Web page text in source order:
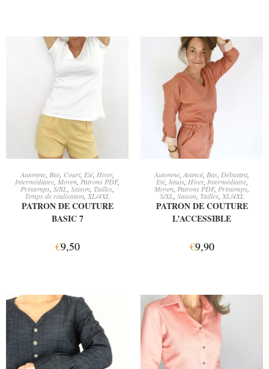
AJOUTER AU PANIER
Automne Bas Court Eté Hiver,
Intermédiaire Moyen Patrons PDF,
Printemps S/XL, Saison Tailles
Temps de réalisation XL/4XL
PATRON DE COUTURE
BASIC 7
€9,50
AJOUTER AU PANIER
Automne Avancé Bas Débutant
Eté, hauts, Hiver, Intermédiaire,
Moyen Patrons PDF, Printemps
S/XL, Saison, Tailles, XL/4XL
PATRON DE COUTURE
L’ACCESSIBLE
€9,90